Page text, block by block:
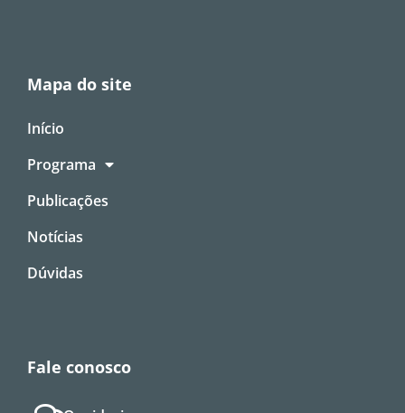
Mapa do site
Início
Programa
Publicações
Notícias
Dúvidas
Fale conosco